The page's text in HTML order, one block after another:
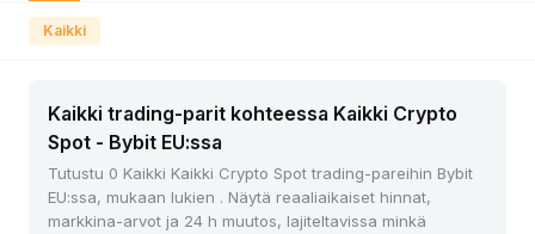
Kaikki
Kaikki trading-parit kohteessa Kaikki Crypto
Spot - Bybit EU:ssa
Tutustu 0 Kaikki Kaikki Crypto Spot trading-pareihin Bybit
EU:ssa, mukaan lukien . Näytä reaaliaikaiset hinnat,
markkina-arvot ja 24 h muutos, lajiteltavissa minkä